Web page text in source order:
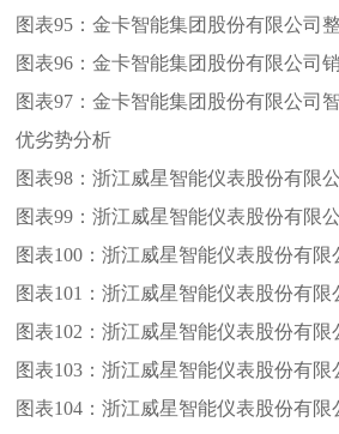
图表95：金卡智能集团股份有限公司
图表96：金卡智能集团股份有限公司
图表97：金卡智能集团股份有限公司
优劣势分析
图表98：浙江威星智能仪表股份有限
图表99：浙江威星智能仪表股份有限
图表100：浙江威星智能仪表股份有限
图表101：浙江威星智能仪表股份有限
图表102：浙江威星智能仪表股份有限
图表103：浙江威星智能仪表股份有限
图表104：浙江威星智能仪表股份有限